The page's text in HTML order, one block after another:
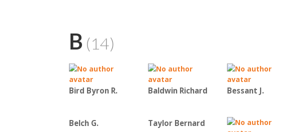
B (14)
Bird Byron R. Baldwin Richard Bessant J.
Belch G. Taylor Bernard